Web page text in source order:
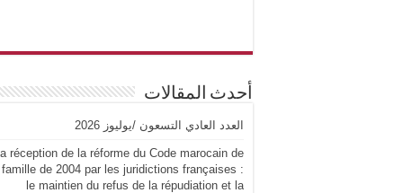
أحدث المقالات
العدد العادي التسعون /يوليوز 2026
La réception de la réforme du Code marocain de
famille de 2004 par les juridictions françaises :
le maintien du refus de la répudiation et la